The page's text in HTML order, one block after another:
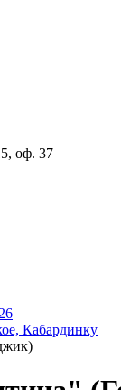
оф. 37
Кабардинку